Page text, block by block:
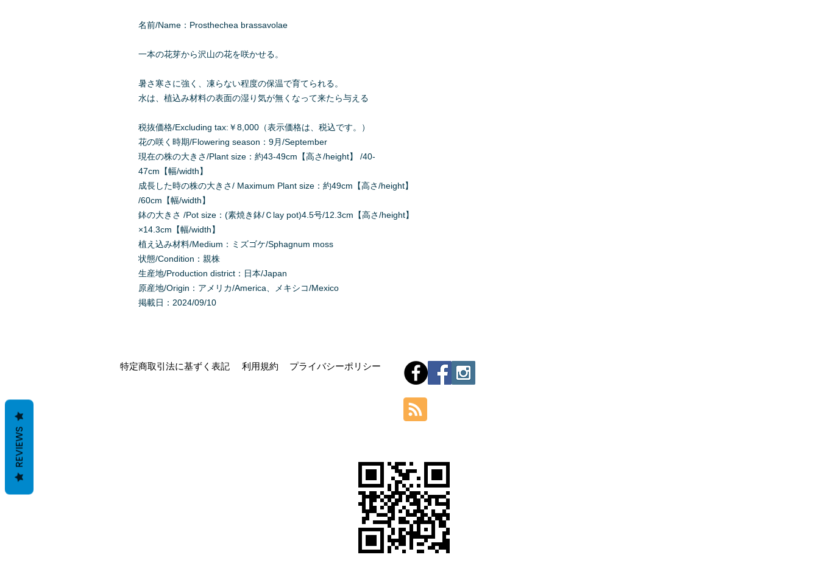
名前/Name：Prosthechea brassavolae
一本の花芽から沢山の花を咲かせる。
暑さ寒さに強く、凍らない程度の保温で育てられる。
水は、植込み材料の表面の湿り気が無くなって来たら与える
税抜価格/Excluding tax:￥8,000（表示価格は、税込です。）
花の咲く時期/Flowering season：9月/September
現在の株の大きさ/Plant size：約43-49cm【高さ/height】 /40-
47cm【幅/width】
成長した時の株の大きさ/ Maximum Plant size：約49cm【高さ/height】
/60cm【幅/width】
鉢の大きさ /Pot size：(素焼き鉢/Ｃlay pot)4.5号/12.3cm【高さ/height】
×14.3cm【幅/width】
植え込み材料/Medium：ミズゴケ/Sphagnum moss
状態/Condition：親株
生産地/Production district：日本/Japan
原産地/Origin：アメリカ/America、メキシコ/Mexico
掲載日：2024/09/10
特定商取引法に基ずく表記 利用規約 プライバシーポリシー
REVIEWS